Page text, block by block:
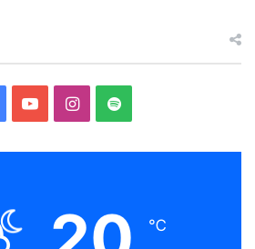
donaciji OŠ”Olovo”je bogatija
i sportske rekvizite koji su već
ih odmah mogli isprobati učenici
zatekli na času tjelesnog
YouTubeInstagram
Spotify
℃